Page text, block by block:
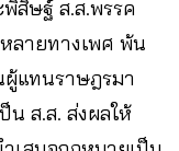
สิษฐ์ ส.ส.พรรค
ลายทางเพศ พ้น
ผู้แทนราษฎรมา
น ส.ส. ส่งผลให้